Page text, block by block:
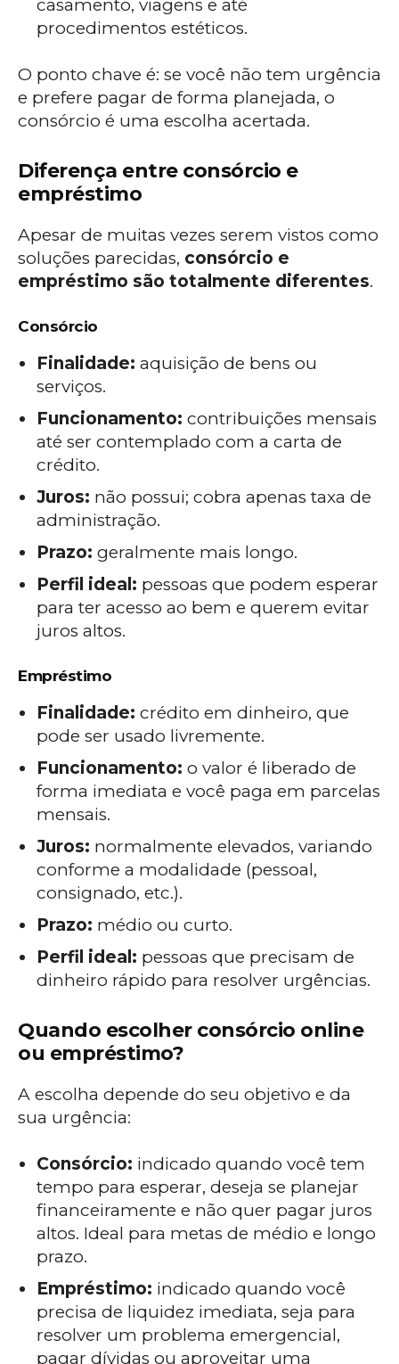
casamento, viagens e até
procedimentos estéticos.
O ponto chave é: se você não tem urgência
e prefere pagar de forma planejada, o
consórcio é uma escolha acertada.
Diferença entre consórcio e
empréstimo
Apesar de muitas vezes serem vistos como
soluções parecidas, consórcio e
empréstimo são totalmente diferentes.
Consórcio
Finalidade: aquisição de bens ou
serviços.
Funcionamento: contribuições mensais
até ser contemplado com a carta de
crédito.
Juros: não possui; cobra apenas taxa de
administração.
Prazo: geralmente mais longo.
Perfil ideal: pessoas que podem esperar
para ter acesso ao bem e querem evitar
juros altos.
Empréstimo
Finalidade: crédito em dinheiro, que
pode ser usado livremente.
Funcionamento: o valor é liberado de
forma imediata e você paga em parcelas
mensais.
Juros: normalmente elevados, variando
conforme a modalidade (pessoal,
consignado, etc.).
Prazo: médio ou curto.
Perfil ideal: pessoas que precisam de
dinheiro rápido para resolver urgências.
Quando escolher consórcio online
ou empréstimo?
A escolha depende do seu objetivo e da
sua urgência:
Consórcio: indicado quando você tem
tempo para esperar, deseja se planejar
financeiramente e não quer pagar juros
altos. Ideal para metas de médio e longo
prazo.
Empréstimo: indicado quando você
precisa de liquidez imediata, seja para
resolver um problema emergencial,
pagar dívidas ou aproveitar uma